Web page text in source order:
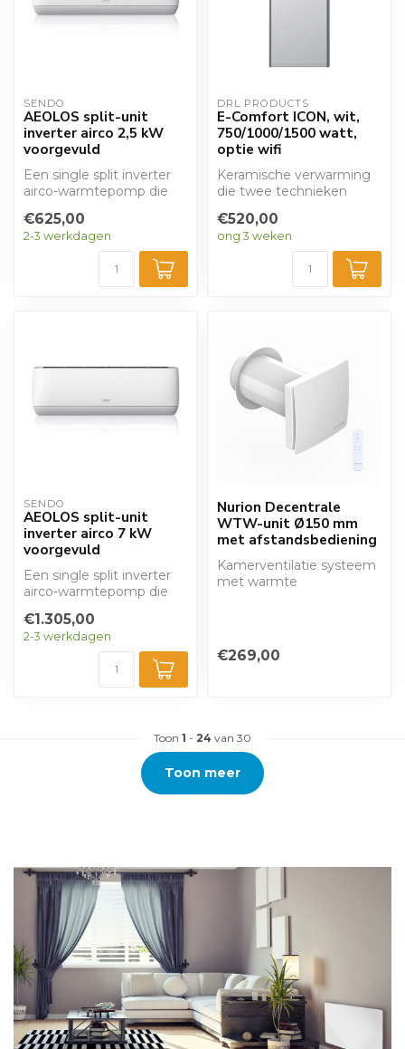
SENDO
AEOLOS split-unit
inverter airco 2,5 kW
voorgevuld
Een single split inverter
airco-warmtepomp die
koelen. Met een ...
€625,00
2-3 werkdagen
DRL PRODUCTS
E-Comfort ICON, wit,
750/1000/1500 watt,
optie wifi
Keramische verwarming
die twee technieken
convectie en stralingsw...
€520,00
ong 3 weken
SENDO
AEOLOS split-unit
inverter airco 7 kW
voorgevuld
Een single split inverter
airco-warmtepomp die
koelen. Met een ...
€1.305,00
2-3 werkdagen
Nurion Decentrale
WTW-unit Ø150 mm
met afstandsbediening
Kamerventilatie systeem
met warmte
€269,00
Toon 1 - 24 van 30
Toon meer